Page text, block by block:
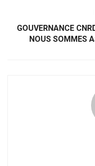
GOUVERNANCE
NOUS SOMMES